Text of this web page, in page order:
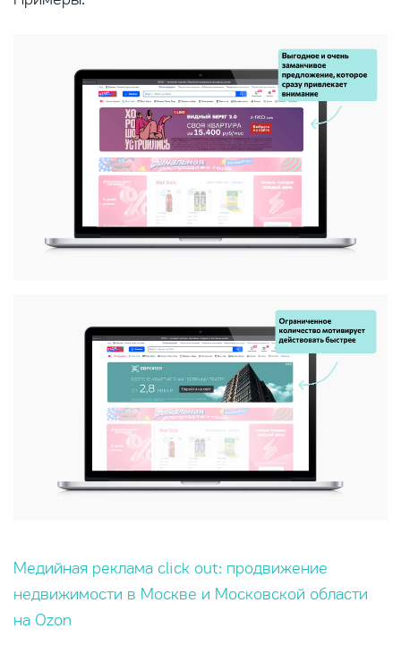
Медийная реклама click out: продвижение
недвижимости в Москве и Московской области
на Ozon